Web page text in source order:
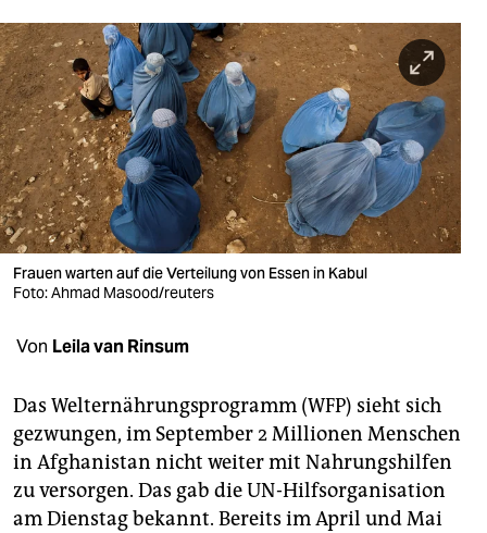
sport
berlin
nord
wahrheit
verlag
verlag
veranstaltungen
shop
unterstützen
abo
genossenschaft
Frauen warten auf die Verteilung von Essen in Kabul
Foto: Ahmad Masood/reuters
Von Leila van Rinsum
Das Welternährungsprogramm (WFP) sieht sich
gezwungen, im September 2 Millionen Menschen
in Afghanistan nicht weiter mit Nahrungshilfen
zu versorgen. Das gab die UN-Hilfsorganisation
am Dienstag bekannt. Bereits im April und Mai